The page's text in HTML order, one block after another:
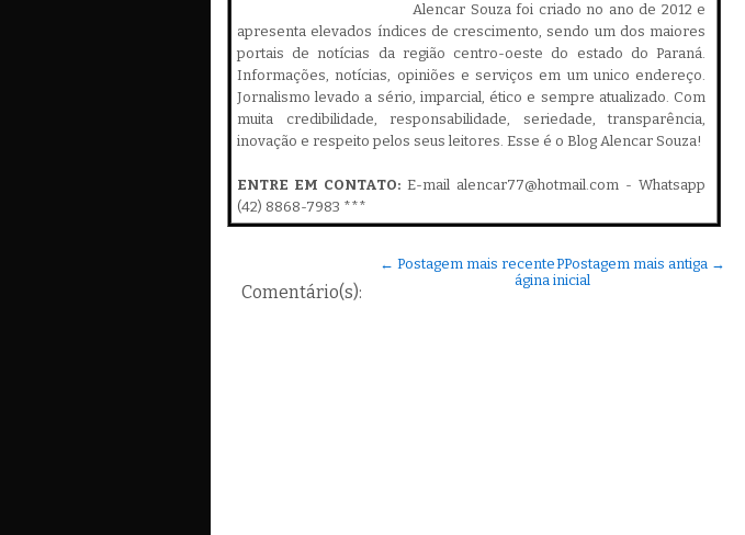
Alencar Souza foi criado no ano de 2012 e
apresenta elevados índices de crescimento, sendo um dos maiores
portais de notícias da região centro-oeste do estado do Paraná.
Informações, notícias, opiniões e serviços em um unico endereço.
Jornalismo levado a sério, imparcial, ético e sempre atualizado. Com
muita credibilidade, responsabilidade, seriedade, transparência,
inovação e respeito pelos seus leitores. Esse é o Blog Alencar Souza!
ENTRE EM CONTATO: E-mail alencar77@hotmail.com - Whatsapp
(42) 8868-7983 ***
Comentário(s):
← Postagem mais recente Postagem mais antiga →
P
ágina inicial